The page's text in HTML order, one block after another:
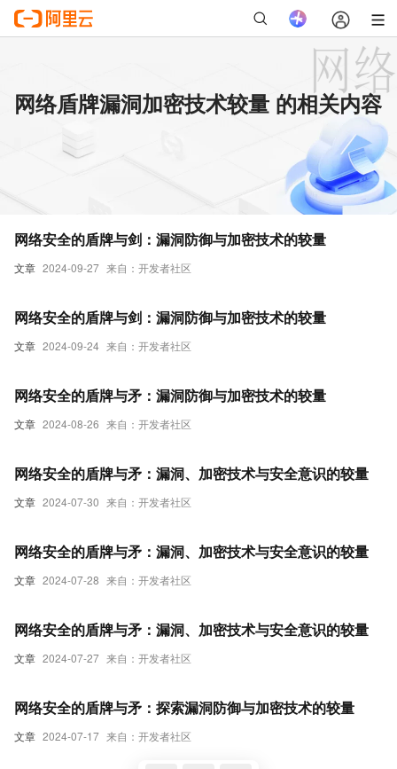
网络盾牌漏洞加密技术较量 的相关内容
文章 2024-09-27 来自：开发者社区
网络安全的盾牌与剑：漏洞防御与加密技术的较量
文章 2024-09-24 来自：开发者社区
网络安全的盾牌与剑：漏洞防御与加密技术的较量
文章 2024-08-26 来自：开发者社区
网络安全的盾牌与矛：漏洞防御与加密技术的较量
文章 2024-07-30 来自：开发者社区
网络安全的盾牌与矛：漏洞、加密技术与安全意识的较量
文章 2024-07-28 来自：开发者社区
网络安全的盾牌与矛：漏洞、加密技术与安全意识的较量
文章 2024-07-27 来自：开发者社区
网络安全的盾牌与矛：漏洞、加密技术与安全意识的较量
文章 2024-07-17 来自：开发者社区
网络安全的盾牌与矛：探索漏洞防御与加密技术的较量